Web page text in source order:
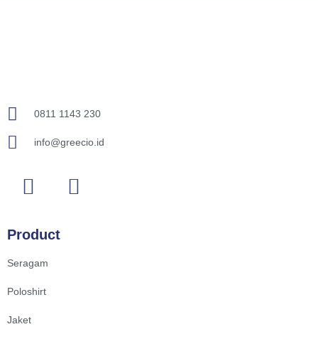
0811 1143 230
info@greecio.id
Product
Seragam
Poloshirt
Jaket